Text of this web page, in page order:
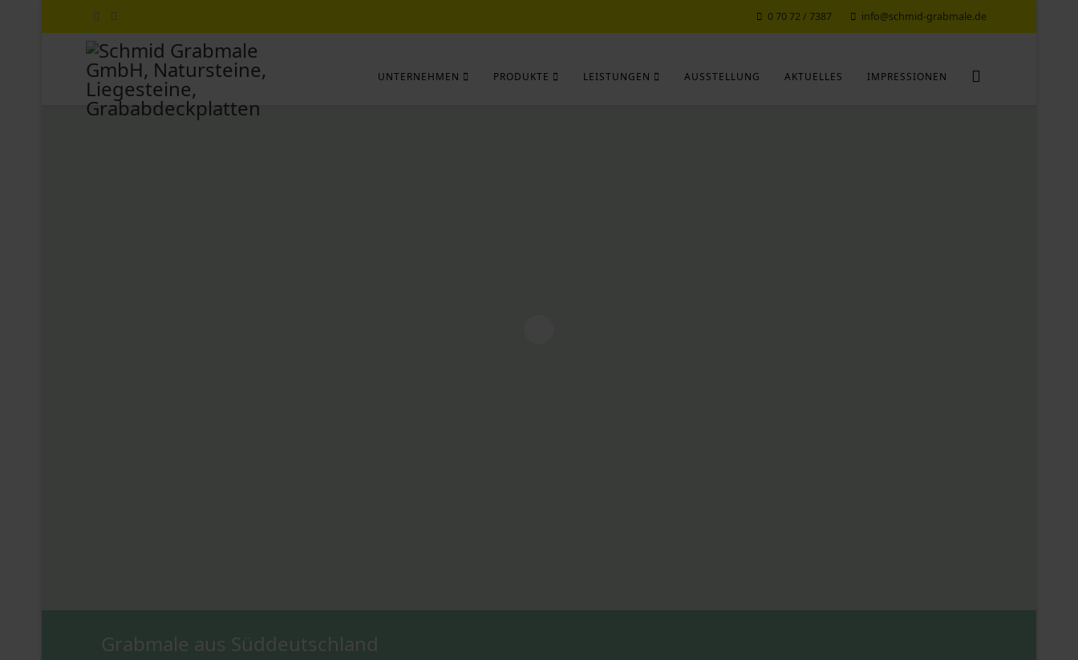
0 70 72 / 7387 info@schmid-grabmale.de
UNTERNEHMEN PRODUKTE LEISTUNGEN AUSSTELLUNG AKTUELLES IMPRESSIONEN
Grabmale aus Süddeutschland